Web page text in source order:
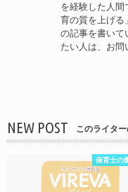
を経験した人間
育の質を上げる
の記事を書いて
たい人は、お問
NEW POST このライタ
保育士の